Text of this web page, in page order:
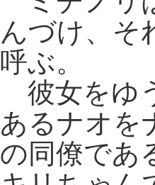
んづけ、そ
呼ぶ。
彼女をゆ
あるナオを
の同僚であ